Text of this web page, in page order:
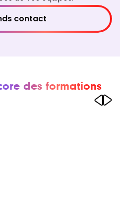
contact
des formations